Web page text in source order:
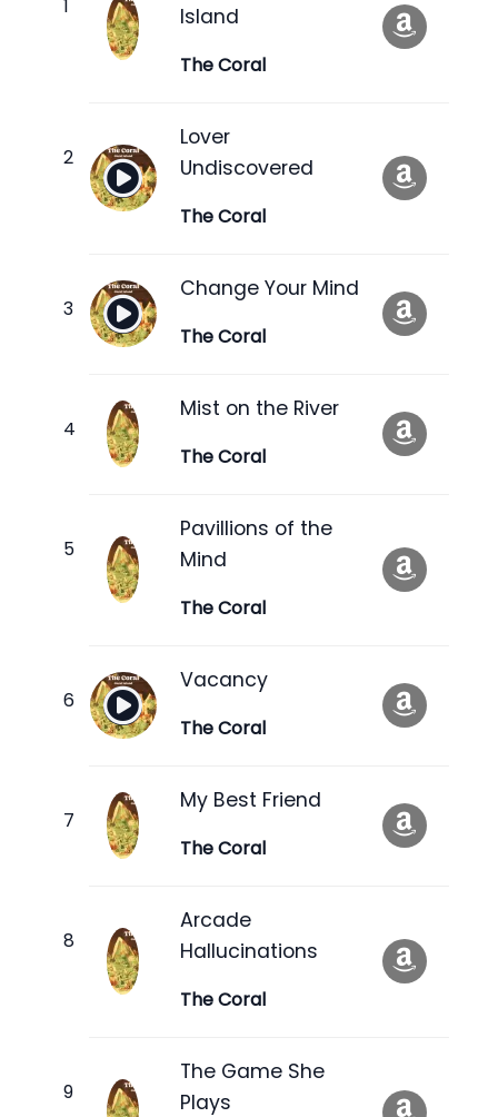
Island
The Coral
Lover
Undiscovered
The Coral
Change Your Mind
The Coral
Mist on the River
The Coral
Pavillions of the
Mind
The Coral
Vacancy
The Coral
My Best Friend
The Coral
Arcade
Hallucinations
The Coral
The Game She
Plays